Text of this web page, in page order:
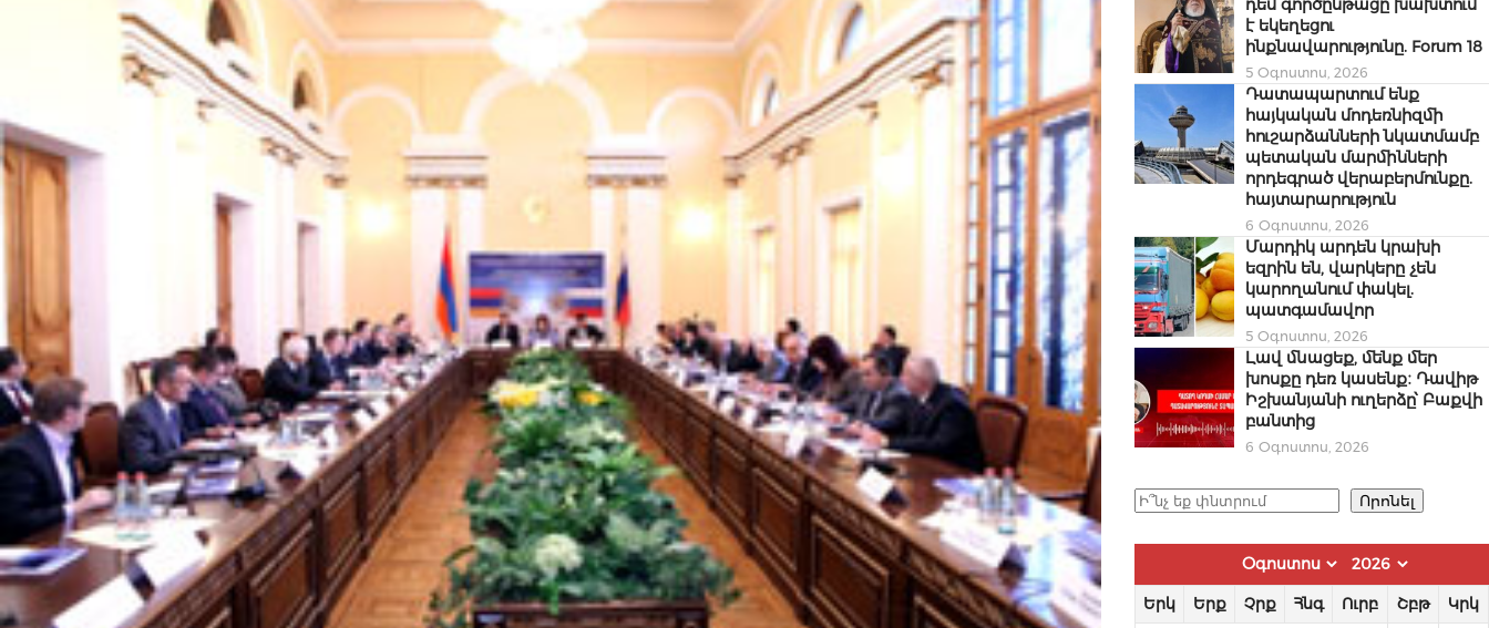
դեմ գործընթացը խախտում
է եկեղեցու
ինքնավարությունը. Forum 18
5 Օգոստոս, 2026
Դատապարտում ենք
հայկական մոդեռնիզմի
հուշարձանների նկատմամբ
պետական մարմինների
որդեգրած վերաբերմունքը.
հայտարարություն
6 Օգոստոս, 2026
Մարդիկ արդեն կրախի
եզրին են, վարկերը չեն
կարողանում փակել.
պատգամավոր
5 Օգոստոս, 2026
Լավ մնացեք, մենք մեր
խոսքը դեռ կասենք։ Դավիթ
Իշխանյանի ուղերձը՝ Բաքվի
բանտից
6 Օգոստոս, 2026
Որոնել Որոնել
Երկ Երք Չրք Հնգ Ուրբ Շբթ Կրկ